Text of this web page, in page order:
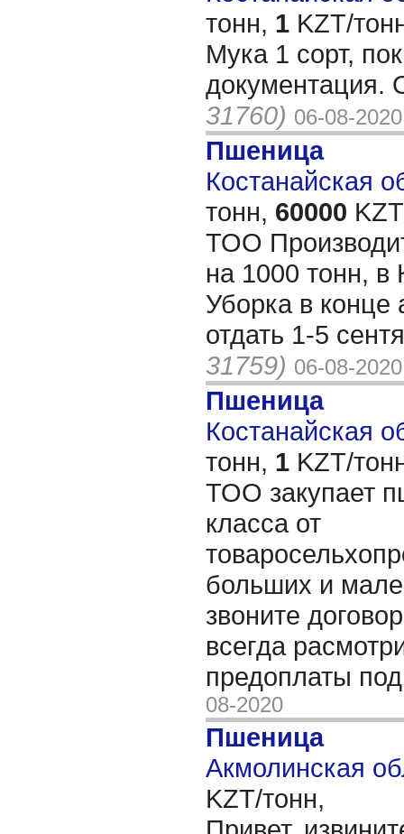
тонн, 1 KZT/
Мука 1 сорт,
31760) 06-08-2020
Пшеница
Костанайская
тонн, 60000
ТОО
на 1000 тонн, в
Уборка в конце
отдать 1-5
31759) 06-08-2020
Пшеница
Костанайская
тонн, 1 KZT/
ТОО закупает
класса от
больших и
звоните
всегда
предоплаты
08-2020
Пшеница
Акмолинская
KZT/тонн,